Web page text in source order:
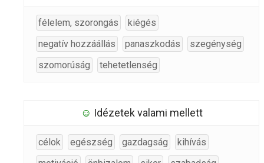
félelem, szorongás
kiégés
negatív hozzáállás
panaszkodás
szegénység
szomorúság
tehetetlenség
☺ Idézetek valami mellett
célok egészség gazdagság
kihívás